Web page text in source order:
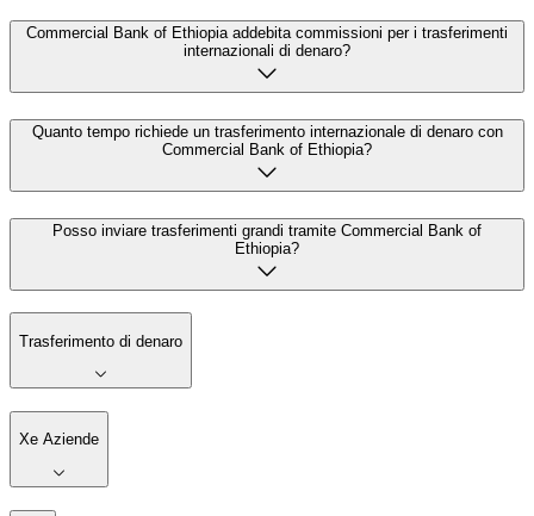
Commercial Bank of Ethiopia addebita commissioni per i trasferimenti
internazionali di denaro?
Quanto tempo richiede un trasferimento internazionale di denaro con
Commercial Bank of Ethiopia?
Posso inviare trasferimenti grandi tramite Commercial Bank of
Ethiopia?
Trasferimento di denaro
Xe Aziende